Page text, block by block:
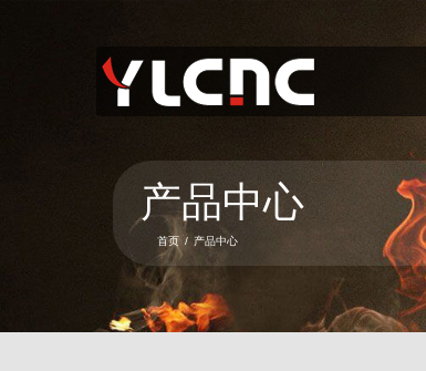
产品中心
联系我们
产品中心
首页 / 产品中心